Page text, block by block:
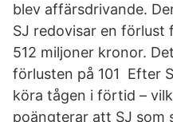
blev affärsdrivande.
SJ redovisar en
512 miljoner kronor.
förlusten på 101 Efter
köra tågen i förtid –
poängterar att SJ som